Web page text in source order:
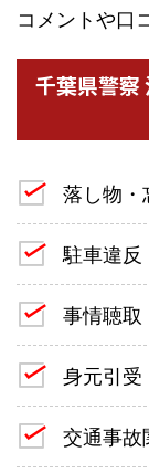
コメントや口
千葉県警察
落し物・
駐車違反
事情聴取
身元引受
交通事故